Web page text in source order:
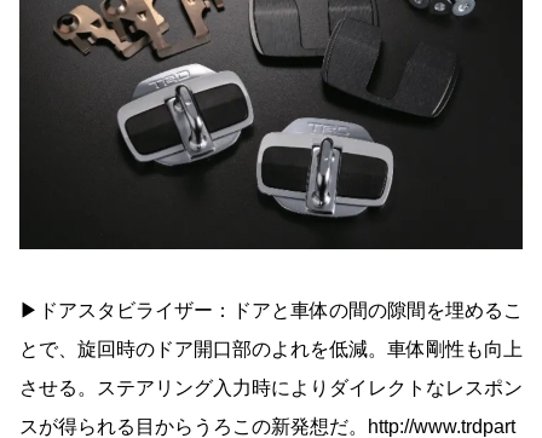
▶︎ドアスタビライザー：ドアと車体の間の隙間を埋めるこ
とで、旋回時のドア開口部のよれを低減。車体剛性も向上
させる。ステアリング入力時によりダイレクトなレスポン
スが得られる目からうろこの新発想だ。http://www.trdpart